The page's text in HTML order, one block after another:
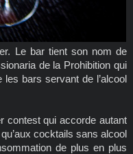
Le bar tient son nom de
de la Prohibition qui
les bars servant de l’alcool
contest qui accorde autant
cocktails sans alcool
de plus en plus